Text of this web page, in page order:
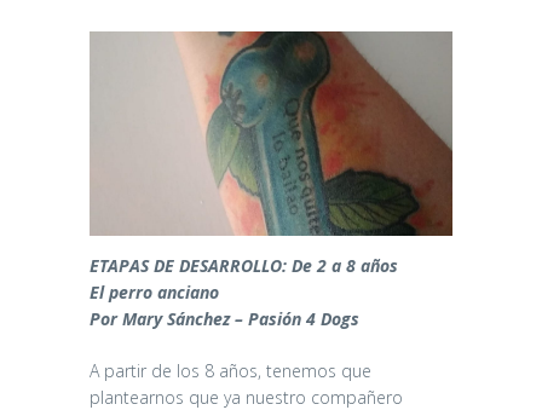
ETAPAS DE DESARROLLO: De 2 a 8 años
El perro anciano
Por Mary Sánchez – Pasión 4 Dogs
A partir de los 8 años, tenemos que
plantearnos que ya nuestro compañero